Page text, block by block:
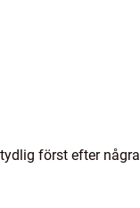
först efter några